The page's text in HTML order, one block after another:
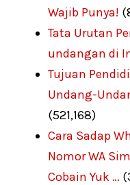
Wajib Punya!
Tata Urutan
undangan di
Tujuan
Undang-
(521,168)
Cara Sadap
Nomor WA
Cobain Yuk …